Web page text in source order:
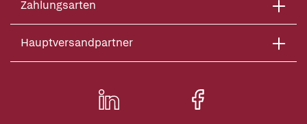
Zahlungsarten
Hauptversandpartner